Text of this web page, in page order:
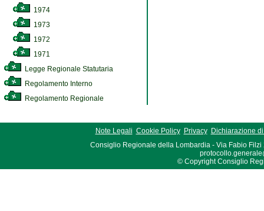
1974
1973
1972
1971
Legge Regionale Statutaria
Regolamento Interno
Regolamento Regionale
Note Legali Cookie Policy Privacy
Dichiarazione
Consiglio Regionale della Lombardia - Via Fabio Filzi
© Copyright Consiglio